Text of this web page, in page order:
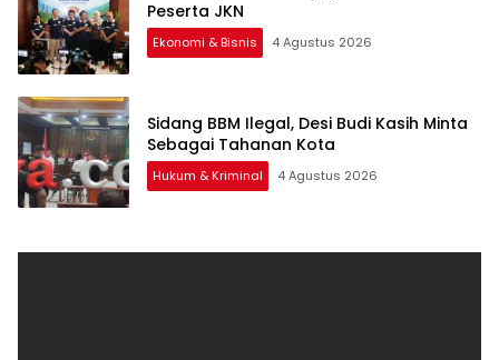
Peserta JKN
Ekonomi & Bisnis 4 Agustus 2026
Sidang BBM Ilegal, Desi Budi Kasih Minta
Sebagai Tahanan Kota
Hukum & Kriminal 4 Agustus 2026